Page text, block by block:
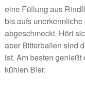
eine Füllung aus
bis aufs
abgeschmeckt. Hört
aber Bitterballen sind
ist. Am besten
kühlen Bier.